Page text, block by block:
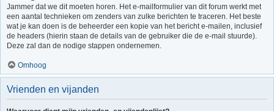
Jammer dat we dit moeten horen. Het e-mailformulier van dit forum werkt met
een aantal technieken om zenders van zulke berichten te traceren. Het beste
wat je kan doen is de beheerder een kopie van het bericht e-mailen, inclusief
de headers (hierin staan de details van de gebruiker die de e-mail stuurde).
Deze zal dan de nodige stappen ondernemen.
Omhoog
Vrienden en vijanden